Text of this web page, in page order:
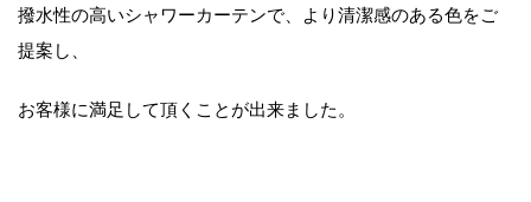
撥水性の高いシャワーカーテンで、より清潔感のある色をご
提案し、
お客様に満足して頂くことが出来ました。